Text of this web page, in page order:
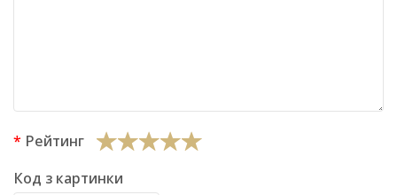
Рейтинг
Код з картинки